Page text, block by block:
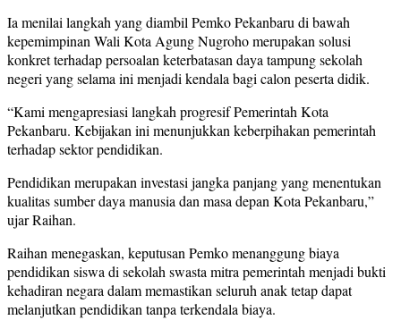
Ia menilai langkah yang diambil Pemko Pekanbaru di bawah
kepemimpinan Wali Kota Agung Nugroho merupakan solusi
konkret terhadap persoalan keterbatasan daya tampung sekolah
negeri yang selama ini menjadi kendala bagi calon peserta didik.
“Kami mengapresiasi langkah progresif Pemerintah Kota
Pekanbaru. Kebijakan ini menunjukkan keberpihakan pemerintah
terhadap sektor pendidikan.
Pendidikan merupakan investasi jangka panjang yang menentukan
kualitas sumber daya manusia dan masa depan Kota Pekanbaru,”
ujar Raihan.
Raihan menegaskan, keputusan Pemko menanggung biaya
pendidikan siswa di sekolah swasta mitra pemerintah menjadi bukti
kehadiran negara dalam memastikan seluruh anak tetap dapat
melanjutkan pendidikan tanpa terkendala biaya.